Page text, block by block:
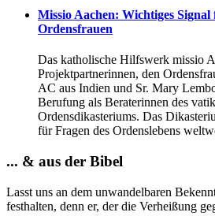
Missio Aachen: Wichtiges
Ordensfrauen
Das katholische Hilfswerk missio
Projektpartnerinnen, den
AC aus Indien und Sr. Mary
Berufung als Beraterinnen des
Ordensdikasteriums. Das
für Fragen des Ordenslebens
... & aus der Bibel
Lasst uns an dem unwandelbaren
festhalten, denn er, der die Verheißung